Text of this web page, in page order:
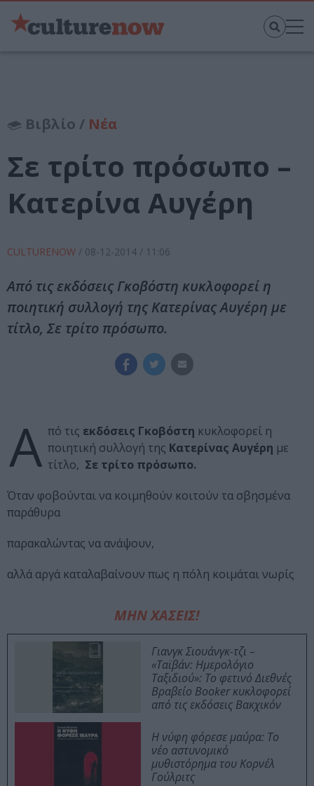
Βιβλίο / Νέα
Σε τρίτο πρόσωπο –
Κατερίνα Αυγέρη
CULTURENOW / 08-12-2014 / 11:06
Από τις εκδόσεις Γκοβόστη κυκλοφορεί η
ποιητική συλλογή της Κατερίνας Αυγέρη με
τίτλο, Σε τρίτο πρόσωπο.
Α πό τις εκδόσεις Γκοβόστη κυκλοφορεί η
ποιητική συλλογή της Κατερίνας Αυγέρη με
τίτλο, Σε τρίτο πρόσωπο.
Όταν φοβούνται να κοιμηθούν κοιτούν τα σβησμένα
παράθυρα
παρακαλώντας να ανάψουν,
αλλά αργά καταλαβαίνουν πως η πόλη κοιμάται νωρίς
ΜΗΝ ΧΑΣΕΙΣ!
Γιανγκ Σιουάνγκ-τζι –
«Ταϊβάν: Ημερολόγιο
Ταξιδιού»: Το φετινό Διεθνές
Βραβείο Booker κυκλοφορεί
από τις εκδόσεις Βακχικόν
Η νύφη φόρεσε μαύρα: Το
νέο αστυνομικό
μυθιστόρημα του Κορνέλ
Γούλριτς